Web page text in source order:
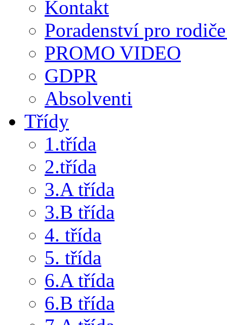
Kontakt
Poradenství pro
PROMO VIDEO
GDPR
Absolventi
Třídy
1.třída
2.třída
3.A třída
3.B třída
4. třída
5. třída
6.A třída
6.B třída